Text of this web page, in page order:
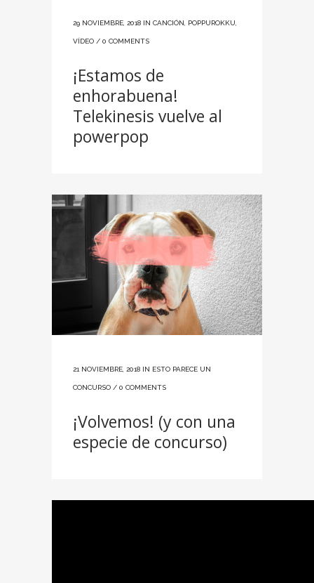
29 NOVIEMBRE, 2018 IN CANCIÓN POPPUROKKU
VÍDEO / 0 COMMENTS
¡Estamos de
enhorabuena!
Telekinesis vuelve al
powerpop
21 NOVIEMBRE, 2018 IN ESTO PARECE UN
CONCURSO / 0 COMMENTS
¡Volvemos! (y con una
especie de concurso)